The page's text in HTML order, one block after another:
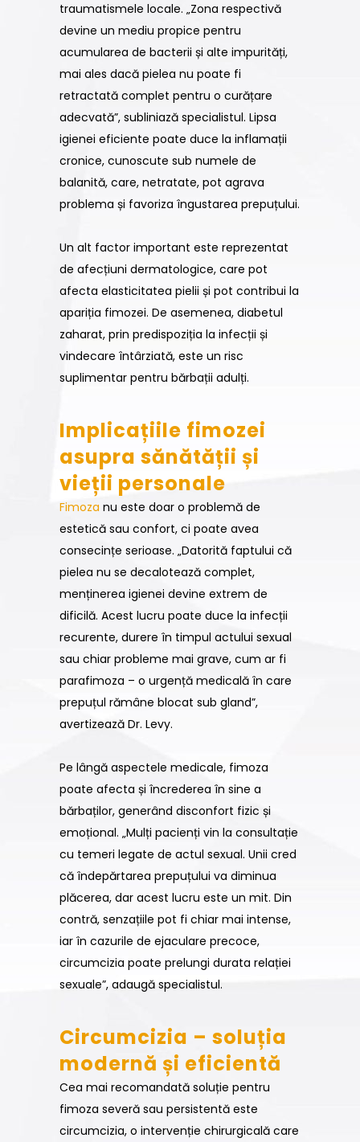
traumatismele locale. „Zona respectivă
devine un mediu propice pentru
acumularea de bacterii și alte impurități,
mai ales dacă pielea nu poate fi
retractată complet pentru o curățare
adecvată”, subliniază specialistul. Lipsa
igienei eficiente poate duce la inflamații
cronice, cunoscute sub numele de
balanită, care, netratate, pot agrava
problema și favoriza îngustarea prepuțului.
Un alt factor important este reprezentat
de afecțiuni dermatologice, care pot
afecta elasticitatea pielii și pot contribui la
apariția fimozei. De asemenea, diabetul
zaharat, prin predispoziția la infecții și
vindecare întârziată, este un risc
suplimentar pentru bărbații adulți.
Implicațiile fimozei
asupra sănătății și
vieții personale
Fimoza nu este doar o problemă de
estetică sau confort, ci poate avea
consecințe serioase. „Datorită faptului că
pielea nu se decalotează complet,
menținerea igienei devine extrem de
dificilă. Acest lucru poate duce la infecții
recurente, durere în timpul actului sexual
sau chiar probleme mai grave, cum ar fi
parafimoza – o urgență medicală în care
prepuțul rămâne blocat sub gland”,
avertizează Dr. Levy.
Pe lângă aspectele medicale, fimoza
poate afecta și încrederea în sine a
bărbaților, generând disconfort fizic și
emoțional. „Mulți pacienți vin la consultație
cu temeri legate de actul sexual. Unii cred
că îndepărtarea prepuțului va diminua
plăcerea, dar acest lucru este un mit. Din
contră, senzațiile pot fi chiar mai intense,
iar în cazurile de ejaculare precoce,
circumcizia poate prelungi durata relației
sexuale”, adaugă specialistul.
Circumcizia – soluția
modernă și eficientă
Cea mai recomandată soluție pentru
fimoza severă sau persistentă este
circumcizia, o intervenție chirurgicală care